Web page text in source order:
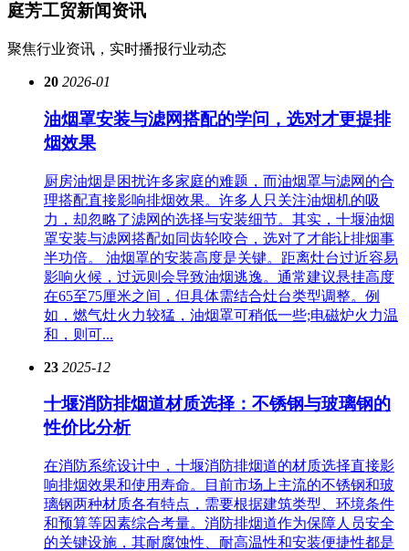
庭芳工贸新闻资讯
聚焦行业资讯，实时播报行业动态
20 2026-01
油烟罩安装与滤网搭配的学问，选对才更提排
烟效果
厨房油烟是困扰许多家庭的难题，而油烟罩与滤网的合
理搭配直接影响排烟效果。许多人只关注油烟机的吸
力，却忽略了滤网的选择与安装细节。其实，十堰油烟
罩安装与滤网搭配如同齿轮咬合，选对了才能让排烟事
半功倍。 油烟罩的安装高度是关键。距离灶台过近容易
影响火候，过远则会导致油烟逃逸。通常建议悬挂高度
在65至75厘米之间，但具体需结合灶台类型调整。例
如，燃气灶火力较猛，油烟罩可稍低一些;电磁炉火力温
和，则可...
23 2025-12
十堰消防排烟道材质选择：不锈钢与玻璃钢的
性价比分析
在消防系统设计中，十堰消防排烟道的材质选择直接影
响排烟效果和使用寿命。目前市场上主流的不锈钢和玻
璃钢两种材质各有特点，需要根据建筑类型、环境条件
和预算等因素综合考量。消防排烟道作为保障人员安全
的关键设施，其耐腐蚀性、耐高温性和安装便捷性都是